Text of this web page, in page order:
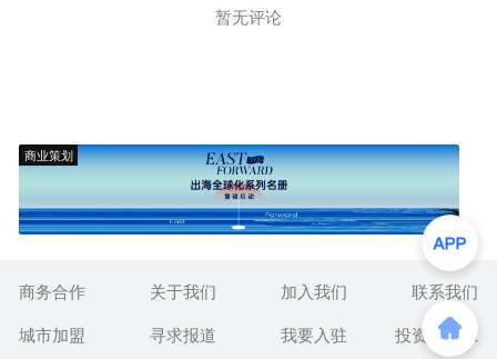
暂无评论
商业策划
商务合作 关于我们 加入我们
联系我们
城市加盟
寻求报道 我要入驻 投资者关系